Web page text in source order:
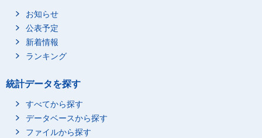
お知らせ
公表予定
新着情報
ランキング
統計データを探す
すべてから探す
データベースから探す
ファイルから探す